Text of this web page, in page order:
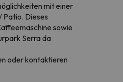
mit einer
Patio. Dieses
sowie
Serra da
oder kontaktieren